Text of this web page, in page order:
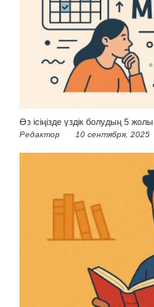
Өз ісіңізде үздік болудың 5 жолы
Редактор 10 сентября, 2025